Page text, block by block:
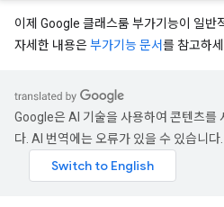
이제 Google 클래스룸 부가기능이 일반
자세한 내용은부가기능 문서를 참고하세
Google은 AI 기술을 사용하여 콘텐츠를
다. AI 번역에는 오류가 있을 수 있습니다.